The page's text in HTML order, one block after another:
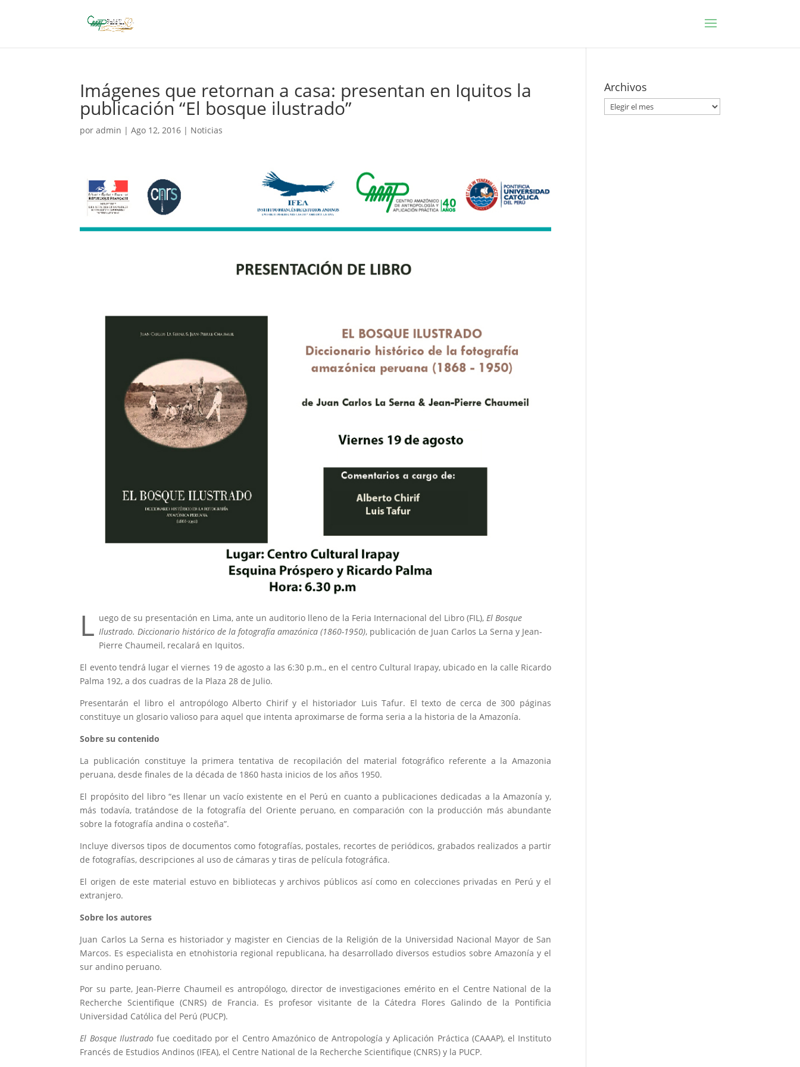
Imágenes que retornan a casa: presentan en Iquitos la
publicación “El bosque ilustrado”
poradmin |Ago 12, 2016 | Noticias
L uego de su presentación en Lima, ante un auditorio lleno de la Feria Internacional del Libro (FIL),El Bosque
Ilustrado. Diccionario histórico de la fotografía amazónica (1860-1950), publicación de Juan Carlos La Serna y Jean-
Pierre Chaumeil, recalará en Iquitos.
El evento tendrá lugar el viernes 19 de agosto a las 6:30 p.m., en el centro Cultural Irapay, ubicado en la calle Ricardo
Palma 192, a dos cuadras de la Plaza 28 de Julio.
Presentarán el libro el antropólogo Alberto Chirif y el historiador Luis Tafur. El texto de cerca de 300 páginas
constituye un glosario valioso para aquel que intenta aproximarse de forma seria a la historia de la Amazonía.
Sobre su contenido
La publicación constituye la primera tentativa de recopilación del material fotográfico referente a la Amazonia
peruana, desde finales de la década de 1860 hasta inicios de los años 1950.
El propósito del libro “es llenar un vacío existente en el Perú en cuanto a publicaciones dedicadas a la Amazonía y,
más todavía, tratándose de la fotografía del Oriente peruano, en comparación con la producción más abundante
sobre la fotografía andina o costeña”.
Incluye diversos tipos de documentos como fotografías, postales, recortes de periódicos, grabados realizados a partir
de fotografías, descripciones al uso de cámaras y tiras de película fotográfica.
El origen de este material estuvo en bibliotecas y archivos públicos así como en colecciones privadas en Perú y el
extranjero.
Sobre los autores
Juan Carlos La Serna es historiador y magister en Ciencias de la Religión de la Universidad Nacional Mayor de San
Marcos. Es especialista en etnohistoria regional republicana, ha desarrollado diversos estudios sobre Amazonía y el
sur andino peruano.
Por su parte, Jean-Pierre Chaumeil es antropólogo, director de investigaciones emérito en el Centre National de la
Recherche Scientifique (CNRS) de Francia. Es profesor visitante de la Cátedra Flores Galindo de la Pontificia
Universidad Católica del Perú (PUCP).
El Bosque Ilustradofue coeditado por el Centro Amazónico de Antropología y Aplicación Práctica (CAAAP), el Instituto
Francés de Estudios Andinos (IFEA), el Centre National de la Recherche Scientifique (CNRS) y la PUCP.
Archivos
Archivos